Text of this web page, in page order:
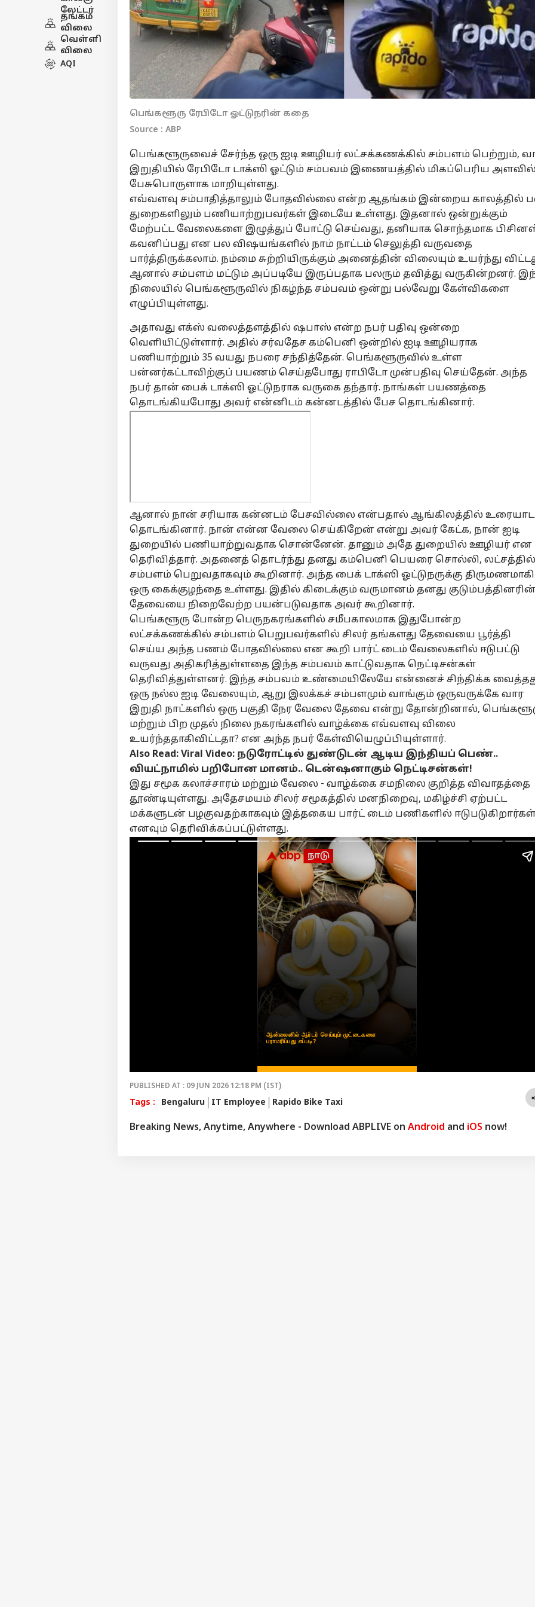
லேட்டர்
தங்கம்
விலை
வெள்ளி
விலை
AQI
பெங்களூரு ரேபிடோ ஓட்டுநரின் கதை
Source : ABP
பெங்களூருவைச் சேர்ந்த ஒரு ஐடி ஊழியர் லட்சக்கணக்கில் சம்பளம் பெற்றும்,
இறுதியில் ரேபிடோ டாக்ஸி ஓட்டும் சம்பவம் இணையத்தில் மிகப்பெரிய அளவில்
பேசுபொருளாக மாறியுள்ளது.
எவ்வளவு சம்பாதித்தாலும் போதவில்லை என்ற ஆதங்கம் இன்றைய காலத்தில்
துறைகளிலும் பணியாற்றுபவர்கள் இடையே உள்ளது. இதனால் ஒன்றுக்கும்
மேற்பட்ட வேலைகளை இழுத்துப் போட்டு செய்வது, தனியாக சொந்தமாக
கவனிப்பது என பல விஷயங்களில் நாம் நாட்டம் செலுத்தி வருவதை
பார்த்திருக்கலாம். நம்மை சுற்றியிருக்கும் அனைத்தின் விலையும் உயர்ந்து
ஆனால் சம்பளம் மட்டும் அப்படியே இருப்பதாக பலரும் தவித்து வருகின்றனர்.
நிலையில் பெங்களூருவில் நிகழ்ந்த சம்பவம் ஒன்று பல்வேறு கேள்விகளை
எழுப்பியுள்ளது.
அதாவது எக்ஸ் வலைத்தளத்தில் ஷபாஸ் என்ற நபர் பதிவு ஒன்றை
வெளியிட்டுள்ளார். அதில் சர்வதேச கம்பெனி ஒன்றில் ஐடி ஊழியராக
பணியாற்றும் 35 வயது நபரை சந்தித்தேன். பெங்களூருவில் உள்ள
பன்னர்கட்டாவிற்குப் பயணம் செய்தபோது ராபிடோ முன்பதிவு செய்தேன். அந்த
நபர் தான் பைக் டாக்ஸி ஓட்டுநராக வருகை தந்தார். நாங்கள் பயணத்தை
தொடங்கியபோது அவர் என்னிடம் கன்னடத்தில் பேச தொடங்கினார்.
ஆனால் நான் சரியாக கன்னடம் பேசவில்லை என்பதால் ஆங்கிலத்தில் உரையாட
தொடங்கினார். நான் என்ன வேலை செய்கிறேன் என்று அவர் கேட்க, நான் ஐடி
துறையில் பணியாற்றுவதாக சொன்னேன். தானும் அதே துறையில் ஊழியர் என
தெரிவித்தார். அதனைத் தொடர்ந்து தனது கம்பெனி பெயரை சொல்லி, லட்சத்தில்
சம்பளம் பெறுவதாகவும் கூறினார். அந்த பைக் டாக்ஸி ஓட்டுநருக்கு திருமணமாகி
ஒரு கைக்குழந்தை உள்ளது. இதில் கிடைக்கும் வருமானம் தனது
தேவையை நிறைவேற்ற பயன்படுவதாக அவர் கூறினார்.
பெங்களூரு போன்ற பெருநகரங்களில் சமீபகாலமாக இதுபோன்ற
லட்சக்கணக்கில் சம்பளம் பெறுபவர்களில் சிலர் தங்களது தேவையை பூர்த்தி
செய்ய அந்த பணம் போதவில்லை என கூறி பார்ட் டைம் வேலைகளில் ஈடுபட்டு
வருவது அதிகரித்துள்ளதை இந்த சம்பவம் காட்டுவதாக நெட்டிசன்கள்
தெரிவித்துள்ளனர். இந்த சம்பவம் உண்மையிலேயே என்னைச் சிந்திக்க
ஒரு நல்ல ஐடி வேலையும், ஆறு இலக்கச் சம்பளமும் வாங்கும் ஒருவருக்கே வார
இறுதி நாட்களில் ஒரு பகுதி நேர வேலை தேவை என்று தோன்றினால்,
மற்றும் பிற முதல் நிலை நகரங்களில் வாழ்க்கை எவ்வளவு விலை
உயர்ந்ததாகிவிட்டதா? என அந்த நபர் கேள்வியெழுப்பியுள்ளார்.
Also Read: Viral Video: நடுரோட்டில் துண்டுடன் ஆடிய இந்தியப் பெண்..
வியட்நாமில் பறிபோன மானம்.. டென்ஷனாகும் நெட்டிசன்கள்!
இது சமூக கலாச்சாரம் மற்றும் வேலை - வாழ்க்கை சமநிலை குறித்த விவாதத்தை
தூண்டியுள்ளது. அதேசமயம் சிலர் சமூகத்தில் மனநிறைவு, மகிழ்ச்சி ஏற்பட்ட
மக்களுடன் பழகுவதற்காகவும் இத்தகைய பார்ட் டைம் பணிகளில்
எனவும் தெரிவிக்கப்பட்டுள்ளது.
PUBLISHED AT : 09 JUN 2026 12:18 PM (IST)
Tags : Bengaluru IT Employee Rapido Bike Taxi
Breaking News, Anytime, Anywhere - Download ABPLIVE on Android and iOS now!
Hello Guest
எங்களிடம்
விளம்பரம் செய்ய
சுயவிவரம்
வேலைவாய்ப்புகள்
தொடர்புகொள்ள
கருத்துக்கேட்பு
தனியுரிமை
கொள்கை
LOGIN
பர்சனல் கார்னர்
முக்கிய கட்டுரைகள் டாப் ரீல்ஸ்
தமிழ்நாடு
“நான் சிங்கிள்
மீனிங்கில் தான்
பேசினேன்,
பயப்பட மாட்டேன்,
மீண்டும்
பேசுவேன்“;
உதயநிதி அதிரடி
பேட்டி
அரசியல்
’கைது செய்யப்பட்ட
உதயநிதி’ கூலாக
ஆய்வுக் கூட்டம்
நடத்திய முதல்வர்
விஜய்..!
தமிழ்நாடு
CM Vijay VS DMK:
உதயநிதி
ஸ்டாலின் கைது..
திமுக-வினருக்கு
முதலமைச்சர்
விஜய்யின்
வார்னிங்!
ம்;
அரசியல்
தொடர்ச்சியான
ஆணவம், அழிவை
விரைவுபடுத்தும் .!
தவெகவின் பாசிச
தன்மைக்கு
விழுந்த அடி-
மு.க.ஸ்டாலின்
மொபைல்
போன்கள்
10,000mAh மெகா
ஃபோனை
வெயிட்டாக
இறக்கிய ஓப்போ.!
விலை, அம்சங்கள்
என்ன.?
உலகம்
சீன் போட்டு
சுற்றிவந்த